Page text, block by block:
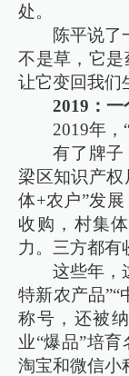
处。
陈平说了
不是草，它
让它变回我们
2019：
2019年，
有了牌子
梁区知识产权
体+农户”发
收购，村集
力。三方都有
这些年，
特新农产品”“
称号，还被
业“爆品”培
淘宝和微信小